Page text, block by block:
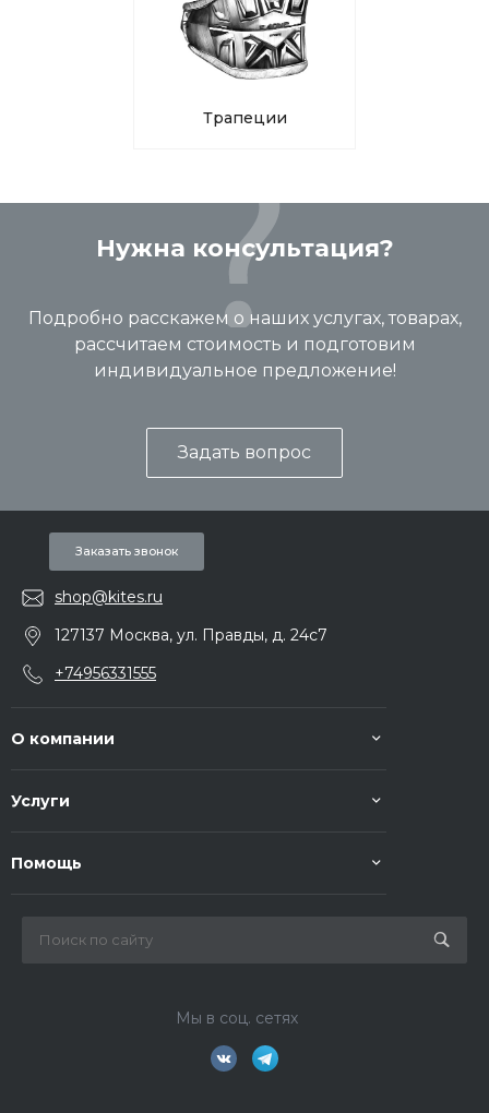
Трапеции
Нужна консультация?
Подробно расскажем о наших услугах, товарах,
рассчитаем стоимость и подготовим
индивидуальное предложение!
Задать вопрос
Заказать звонок
shop@kites.ru
127137 Москва, ул. Правды, д. 24с7
+74956331555
О компании
Услуги
Помощь
Мы в соц. сетях